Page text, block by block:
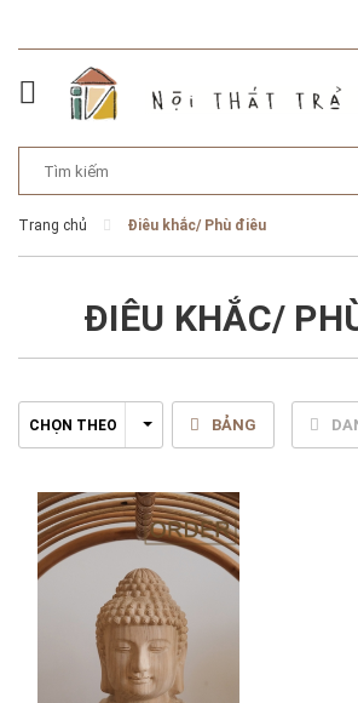
Trang chủ Điêu khắc/ Phù điêu
ĐIÊU KHẮC/
CHỌN THEO BẢNG